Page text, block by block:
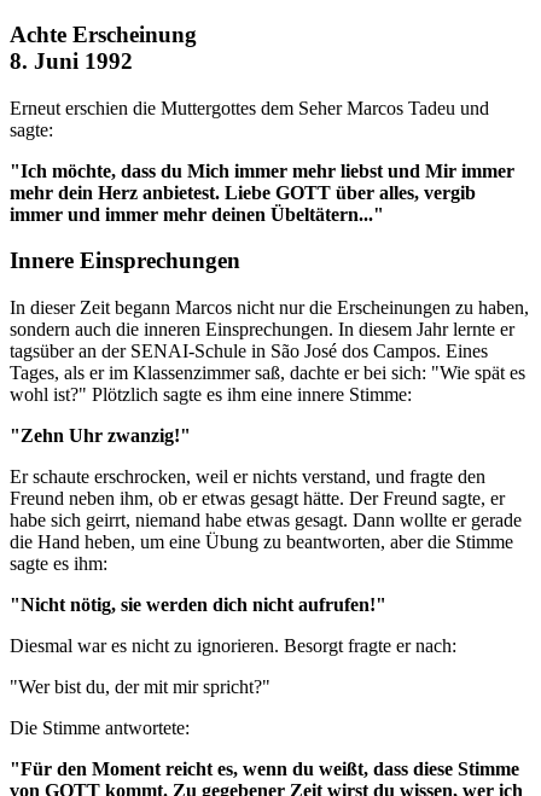
Achte Erscheinung
8. Juni 1992
Erneut erschien die Muttergottes dem Seher Marcos Tadeu und
sagte:
"Ich möchte, dass du Mich immer mehr liebst und Mir immer
mehr dein Herz anbietest. Liebe GOTT über alles, vergib
immer und immer mehr deinen Übeltätern..."
Innere Einsprechungen
In dieser Zeit begann Marcos nicht nur die Erscheinungen zu haben,
sondern auch die inneren Einsprechungen. In diesem Jahr lernte er
tagsüber an der SENAI-Schule in São José dos Campos. Eines
Tages, als er im Klassenzimmer saß, dachte er bei sich: "Wie spät es
wohl ist?" Plötzlich sagte es ihm eine innere Stimme:
"Zehn Uhr zwanzig!"
Er schaute erschrocken, weil er nichts verstand, und fragte den
Freund neben ihm, ob er etwas gesagt hätte. Der Freund sagte, er
habe sich geirrt, niemand habe etwas gesagt. Dann wollte er gerade
die Hand heben, um eine Übung zu beantworten, aber die Stimme
sagte es ihm:
"Nicht nötig, sie werden dich nicht aufrufen!"
Diesmal war es nicht zu ignorieren. Besorgt fragte er nach:
"Wer bist du, der mit mir spricht?"
Die Stimme antwortete:
"Für den Moment reicht es, wenn du weißt, dass diese Stimme
von GOTT kommt. Zu gegebener Zeit wirst du wissen, wer ich